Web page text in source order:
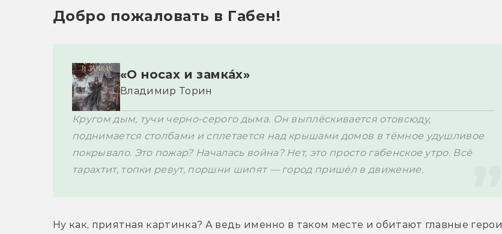
Добро пожаловать в Габен!
«О носах и замка́х»
Владимир Торин
Кругом дым, тучи черно-серого дыма. Он выплёскивается отовсюду,
поднимается столбами и сплетается над крышами домов в тёмное удушливое
покрывало. Это пожар? Началась война? Нет, это просто габенское утро. Всё
тарахтит, топки ревут, поршни шипят — город пришёл в движение.
Ну как, приятная картинка? А ведь именно в таком месте и обитают главные герои